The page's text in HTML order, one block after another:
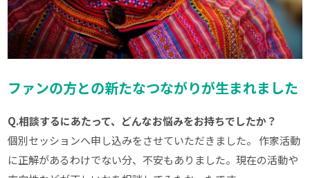
ファンの方との新たなつながりが生まれました
Q.相談するにあたって、どんなお悩みをお持ちでしたか？
個別セッションへ申し込みをさせていただきました。 作家活動
に正解があるわけでない分、不安もありました。現在の活動や